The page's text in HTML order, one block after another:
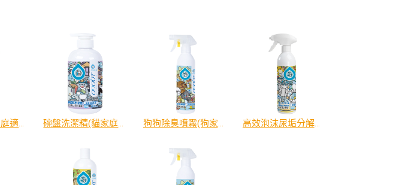
地板清潔(狗家庭適用)1000ml 碗盤洗潔精(貓家庭適用)500ml 狗狗除臭噴霧(狗家庭適用)500ml 高效泡沫尿垢分解噴霧500ml